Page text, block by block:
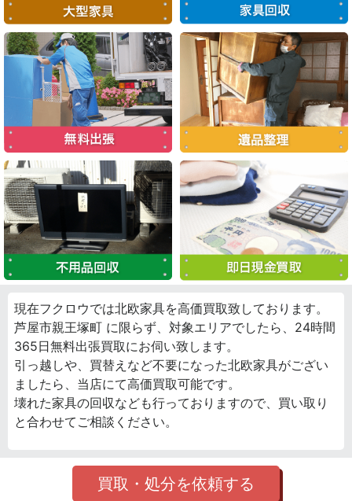
現在フクロウでは北欧家具を高価買取致しております。
芦屋市親王塚町 に限らず、対象エリアでしたら、24時間
365日無料出張買取にお伺い致します。
引っ越しや、買替えなど不要になった北欧家具がござい
ましたら、当店にて高価買取可能です。
壊れた家具の回収なども行っておりますので、買い取り
と合わせてご相談ください。
買取・処分を依頼する